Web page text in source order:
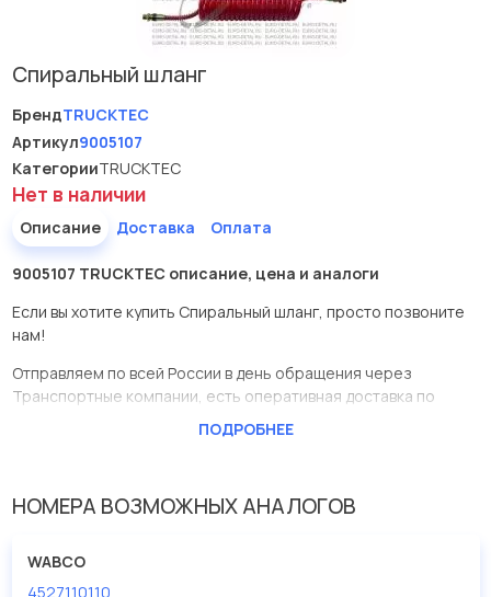
Спиральный шланг
БрендTRUCKTEC
Артикул9005107
КатегорииTRUCKTEC
Нет в наличии
Описание Доставка Оплата
9005107 TRUCKTEC описание, цена и аналоги
Если вы хотите купить Спиральный шланг, просто позвоните
нам!
Отправляем по всей России в день обращения через
Транспортные компании, есть оперативная доставка по
У данной детали есть аналоги с номерами, убедитесь сами.
представлены в большом ассортименте.
ПОДРОБНЕЕ
НОМЕРА ВОЗМОЖНЫХ АНАЛОГОВ
WABCO
4527110110